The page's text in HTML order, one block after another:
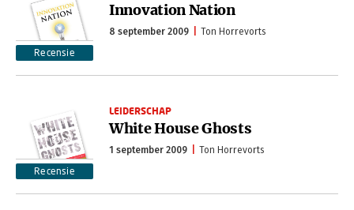
Recensie
Innovation Nation
8 september 2009 Ton Horrevorts
Recensie
LEIDERSCHAP
White House Ghosts
1 september 2009 Ton Horrevorts